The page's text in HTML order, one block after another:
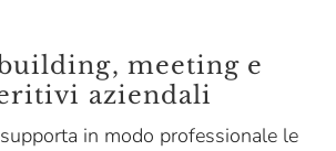
meeting e
aziendali
in modo professionale le